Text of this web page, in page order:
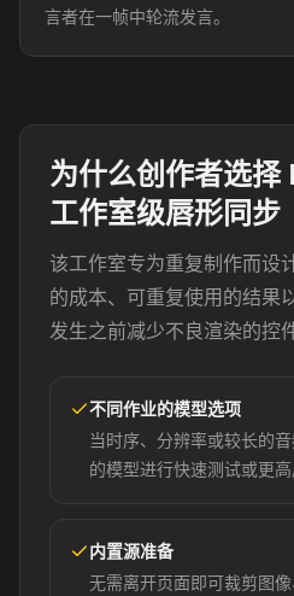
言者在一帧中轮流发言。
为什么创作者选
工作室级唇形同步
该工作室专为重复制作而设
的成本、可重复使用的结果
发生之前减少不良渲染的控件
不同作业的模型选项
当时序、分辨率或较长的
的模型进行快速测试或更高
内置源准备
无需离开页面即可裁剪图